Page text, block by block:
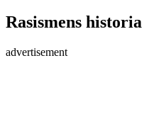
Rasismens historia
advertisement